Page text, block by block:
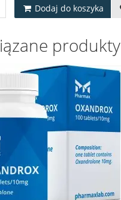
Dodaj do koszyka
produkty